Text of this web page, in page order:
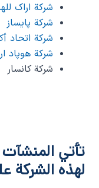
شرکة اراک
شرکة پایساز
شركة اتحاد
شرکة هوپاد
شرکة کانسار
تأتي
لهذه الشرکة